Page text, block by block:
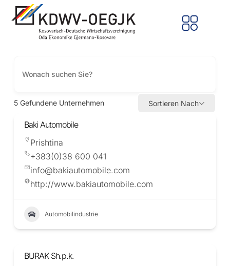
5 Gefundene Unternehmen Sortieren Nach
Baki Automobile
Prishtina
+383(0)38 600 041
info@bakiautomobile.com
http://www.bakiautomobile.com
Automobilindustrie
BURAK Sh.p.k.